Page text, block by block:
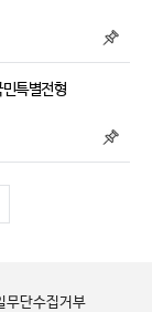
특별전형
무단수집거부